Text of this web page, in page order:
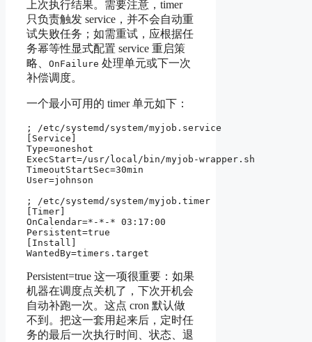
上次执行结果。需要注意，timer
只负责触发 service，并不会自动重
试失败任务；如需重试，应根据任
务幂等性显式配置 service 重启策
略、 OnFailure 处理单元或下一次
补偿调度。
一个最小可用的 timer 单元如下：
; /etc/systemd/system/myjob.service
[Service]
Type=oneshot
ExecStart=/usr/local/bin/myjob-wrapper.sh
TimeoutStartSec=30min
User=johnson
; /etc/systemd/system/myjob.timer
[Timer]
OnCalendar=*-*-* 03:17:00
Persistent=true
[Install]
Persistent=true 这一项很重要：如果
机器在调度点关机了，下次开机会
自动补跑一次。这点 cron 默认做
不到。把这一套用起来后，定时任
务的最后一次执行时间、状态、退